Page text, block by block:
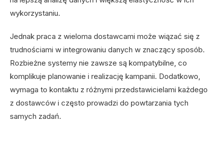
wykorzystaniu.
Jednak praca z wieloma dostawcami może wiązać się z
trudnościami w integrowaniu danych w znaczący sposób.
Rozbieżne systemy nie zawsze są kompatybilne, co
komplikuje planowanie i realizację kampanii. Dodatkowo,
wymaga to kontaktu z różnymi przedstawicielami każdego
z dostawców i często prowadzi do powtarzania tych
samych zadań.